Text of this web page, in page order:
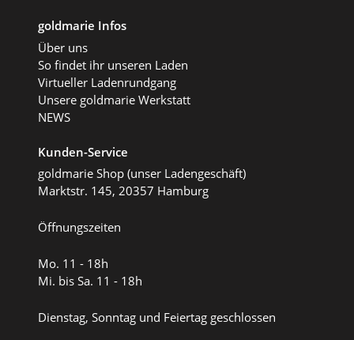
goldmarie Infos
Über uns
So findet ihr unseren Laden
Virtueller Ladenrundgang
Unsere goldmarie Werkstatt
NEWS
Kunden-Service
goldmarie Shop (unser Ladengeschäft)
Marktstr. 145, 20357 Hamburg
Öffnungszeiten
Mo. 11 - 18h
Mi. bis Sa. 11 - 18h
Dienstag, Sonntag und Feiertag geschlossen